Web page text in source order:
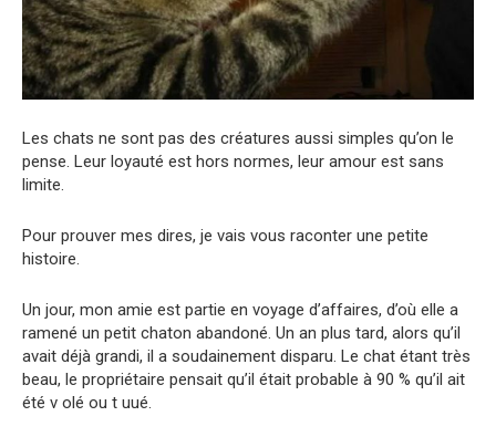
Les chats ne sont pas des créatures aussi simples qu’on le
pense. Leur loyauté est hors normes, leur amour est sans
limite.
Pour prouver mes dires, je vais vous raconter une petite
histoire.
Un jour, mon amie est partie en voyage d’affaires, d’où elle a
ramené un petit chaton abandoné. Un an plus tard, alors qu’il
avait déjà grandi, il a soudainement disparu. Le chat étant très
beau, le propriétaire pensait qu’il était probable à 90 % qu’il ait
été v olé ou t uué.